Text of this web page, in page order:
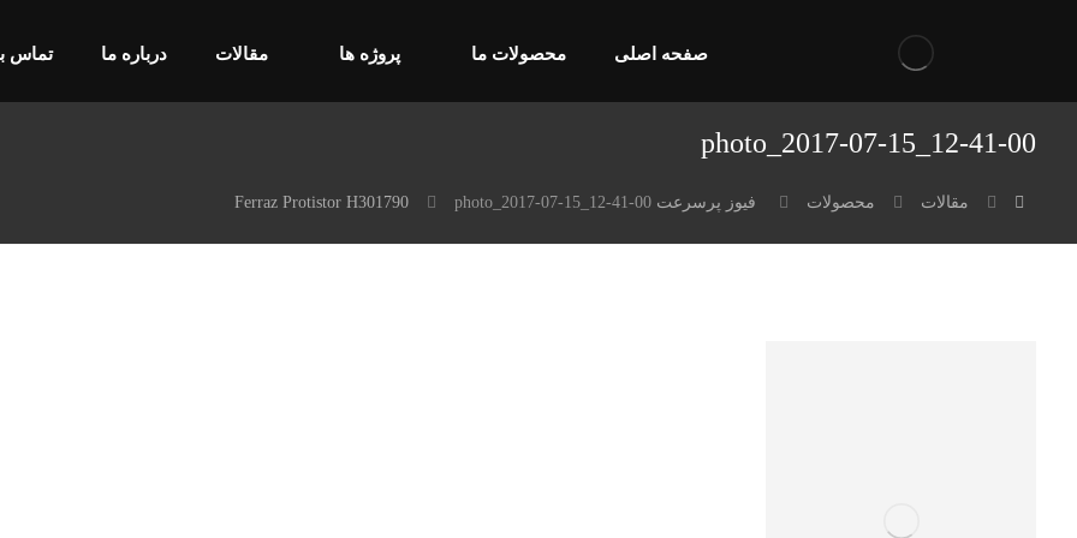
صفحه اصلی محصولات ما پروژه ها مقالات درباره ما تماس
photo_2017-07-15_12-41-00
مقالات محصولات فیوز پرسرعت Ferraz Protistor H301790 photo_2017-07-15_12-41-00